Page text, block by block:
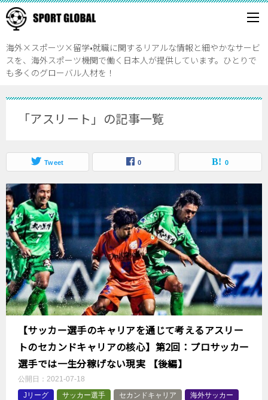
海外×スポーツ×留学•就職に関するリアルな情報と細やかなサービ
スを、海外スポーツ機関で働く日本人が提供しています。ひとりで
も多くのグローバル人材を！
「アスリート」の記事一覧
Tweet 0 0
【サッカー選手のキャリアを通じて考えるアスリー
トのセカンドキャリアの核心】第2回：プロサッカー
選手では一生分稼げない現実 【後編】
公開日： 2021-07-18
Jリーグ
サッカー選手 セカンドキャリア 海外サッカー